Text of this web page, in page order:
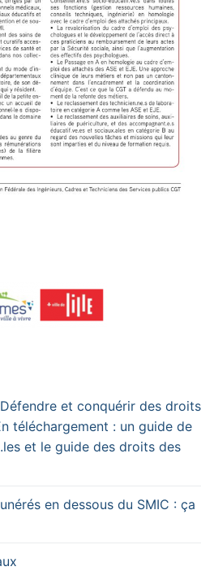
et conquérir des droits
téléchargement : un guide de
et le guide des droits des
en dessous du SMIC : ça